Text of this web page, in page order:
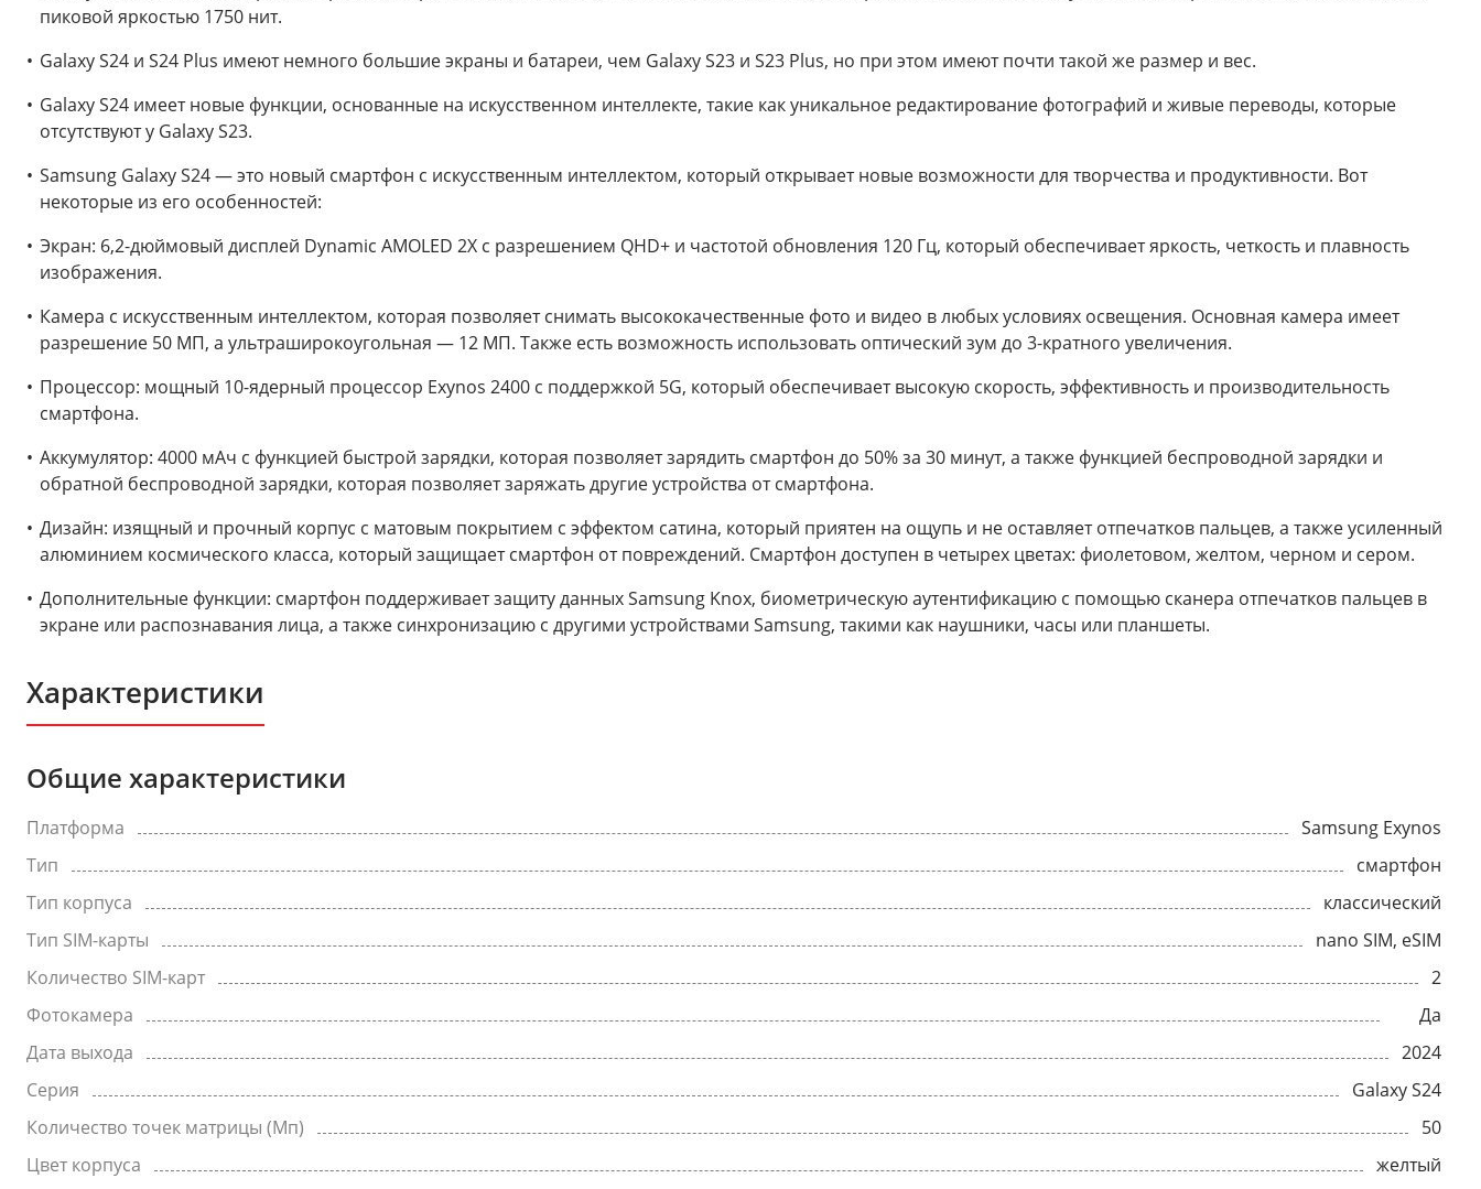
пиковой яркостью 1750 нит.
Galaxy S24 и S24 Plus имеют немного большие экраны и батареи, чем Galaxy S23 и S23 Plus, но при этом имеют почти такой же размер и вес.
Galaxy S24 имеет новые функции, основанные на искусственном интеллекте, такие как уникальное редактирование фотографий и живые переводы, которые
отсутствуют у Galaxy S23.
Samsung Galaxy S24 — это новый смартфон с искусственным интеллектом, который открывает новые возможности для творчества и продуктивности. Вот
некоторые из его особенностей:
Экран: 6,2-дюймовый дисплей Dynamic AMOLED 2X с разрешением QHD+ и частотой обновления 120 Гц, который обеспечивает яркость, четкость и плавность
изображения.
Камера с искусственным интеллектом, которая позволяет снимать высококачественные фото и видео в любых условиях освещения. Основная камера имеет
разрешение 50 МП, а ультраширокоугольная — 12 МП. Также есть возможность использовать оптический зум до 3-кратного увеличения.
Процессор: мощный 10-ядерный процессор Exynos 2400 с поддержкой 5G, который обеспечивает высокую скорость, эффективность и производительность
смартфона.
Аккумулятор: 4000 мАч с функцией быстрой зарядки, которая позволяет зарядить смартфон до 50% за 30 минут, а также функцией беспроводной зарядки и
обратной беспроводной зарядки, которая позволяет заряжать другие устройства от смартфона.
Дизайн: изящный и прочный корпус с матовым покрытием с эффектом сатина, который приятен на ощупь и не оставляет отпечатков пальцев, а также усиленный
алюминием космического класса, который защищает смартфон от повреждений. Смартфон доступен в четырех цветах: фиолетовом, желтом, черном и сером.
Дополнительные функции: смартфон поддерживает защиту данных Samsung Knox, биометрическую аутентификацию с помощью сканера отпечатков пальцев в
экране или распознавания лица, а также синхронизацию с другими устройствами Samsung, такими как наушники, часы или планшеты.
Характеристики
Общие характеристики
Платформа
Samsung Exynos
Тип
смартфон
Тип корпуса
классический
Тип SIM-карты
nano SIM, eSIM
Количество SIM-карт
2
Фотокамера
Да
Дата выхода
2024
Серия
Galaxy S24
Количество точек матрицы (Мп)
50
Цвет корпуса
желтый